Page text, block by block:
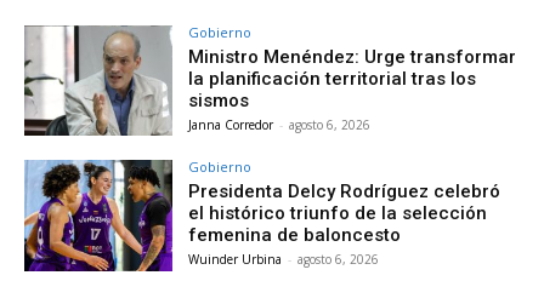
Gobierno
Ministro Menéndez: Urge transformar
la planificación territorial tras los
sismos
Janna Corredor - agosto 6, 2026
Gobierno
Presidenta Delcy Rodríguez celebró
el histórico triunfo de la selección
femenina de baloncesto
Wuinder Urbina - agosto 6, 2026